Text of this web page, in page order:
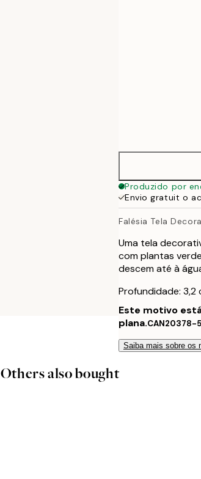
Produzido por
Envio gratuit o
Falésia Tela
Uma tela
com plantas
descem até à
Profundidade: 3,2
Este motivo
plana.CAN20378-5
Saiba mais sobre os
Others also bought